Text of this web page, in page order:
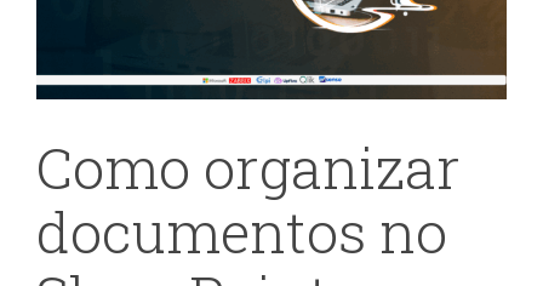
Como organizar
documentos no